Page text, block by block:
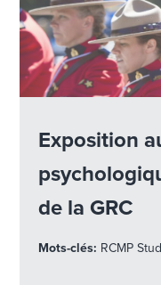
Exposition
de la GRC
Mots-clés: RCMP